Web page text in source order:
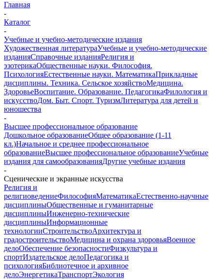
Главная
-
Каталог
-
Учебные и учебно-методические издания
Художественная литератураУчебные и учебно-методические
изданияСправочные изданияРелигия и
эзотерикаОбщественные науки. Философия.
ПсихологияЕстественные науки. МатематикаПрикладные
дисциплины. Техника. Сельское хозяйствоМедицина.
ЗдоровьеВоспитание. Образование. ПедагогикаФилология и
искусствоДом. Быт. Спорт. ТуризмЛитература для детей и
юношества
-
Высшее профессиональное образование
Дошкольное образованиеОбщее образование (1-11
кл.)Начальное и среднее профессиональное
образованиеВысшее профессиональное образованиеУчебные
издания для самообразованияДругие учебные издания
-
Сценические и экранные искусства
Религия и
религиоведениеФилософияМатематикаЕстественно-научные
дисциплиныОбщественные и гуманитарные
дисциплиныИнженерно-технические
дисциплиныИнформационные
технологииСтроительствоАрхитектура и
градостроительствоМедицина и охрана здоровьяВоенное
делоОбеспечение безопасностиФизкультура и
спортИздательское делоПедагогика и
психологияБиблиотечное и архивное
делоЭнергетикаТранспортЭкология